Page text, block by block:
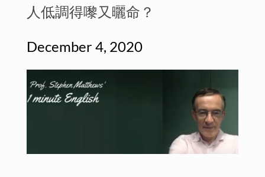
人低調得嚟又曬命？
December 4, 2020